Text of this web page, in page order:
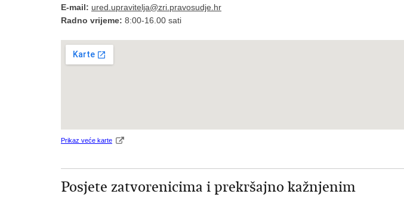
E-mail: ured.upravitelja@zri.pravosudje.hr
Radno vrijeme: 8:00-16.00 sati
Prikaz veće karte
Posjete zatvorenicima i prekršajno kažnjenim